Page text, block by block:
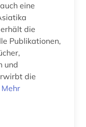
(1)
eine
die
Publikationen,
und
die
Mehr